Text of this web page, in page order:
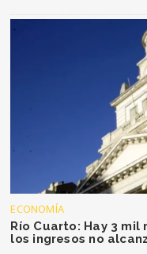
ECONOMÍA
Río Cuarto: Hay 3
los ingresos no